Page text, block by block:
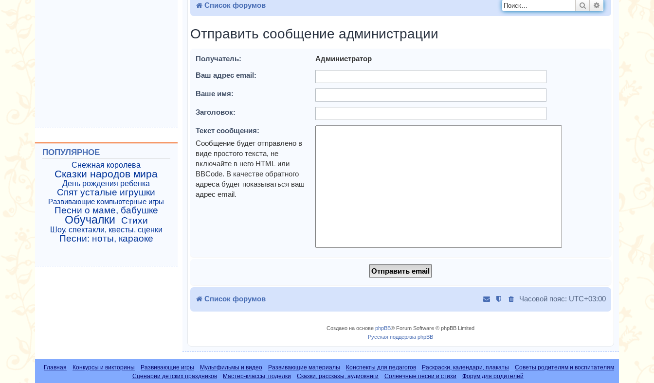
Список форумов Поиск
Отправить сообщение администрации
Получатель:
Администратор
Ваш адрес email:
Ваше имя:
Заголовок:
Текст сообщения:
Сообщение будет отправлено в
виде простого текста, не
включайте в него HTML или
BBCode. В качестве обратного
адреса будет показываться ваш
адрес email.
Список форумов Часовой пояс: UTC+03:00
Создано на основеphpBB® Forum Software © phpBB Limited
Русская поддержка phpBB
ПОПУЛЯРНОЕ
Снежная королева
Сказки народов мира
День рождения ребенка
Спят усталые игрушки
Развивающие компьютерные игры
Песни о маме, бабушке
Обучалки Стихи
Шоу, спектакли, квесты, сценки
Песни: ноты, караоке
Главная Конкурсы и викторины Развивающие игры Мультфильмы и видео Развивающие материалы Конспекты для педагогов Раскраски, календари, плакаты
Советы родителям и воспитателям
Сценарии детских праздников
Мастер-классы, поделки Сказки, рассказы, аудиокниги Солнечные песни и стихи Форум для родителей